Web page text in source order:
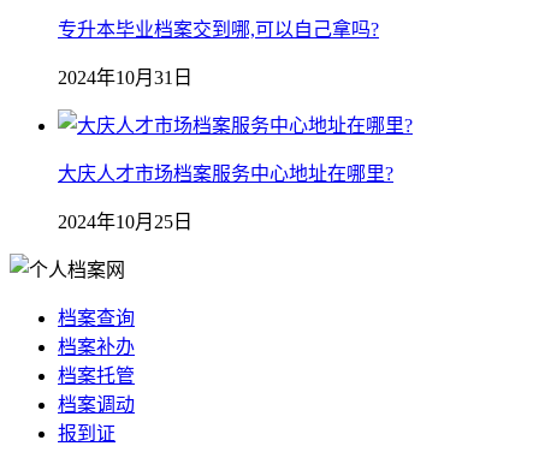
专升本毕业档案交到哪,可以自己拿吗?
2024年10月31日
大庆人才市场档案服务中心地址在哪里?
2024年10月25日
档案查询
档案补办
档案托管
档案调动
报到证